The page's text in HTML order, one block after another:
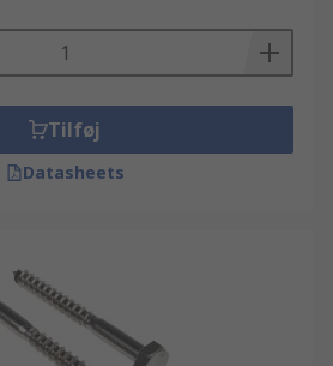
Tilføj
Datasheets